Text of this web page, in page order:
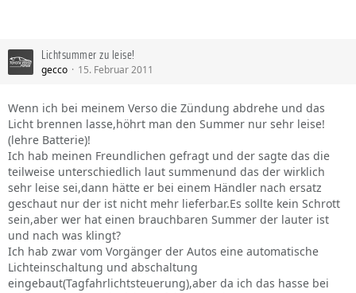
Lichtsummer zu leise!
gecco 15. Februar 2011
Wenn ich bei meinem Verso die Zündung abdrehe und das
Licht brennen lasse,höhrt man den Summer nur sehr leise!
(lehre Batterie)!
Ich hab meinen Freundlichen gefragt und der sagte das die
teilweise unterschiedlich laut summenund das der wirklich
sehr leise sei,dann hätte er bei einem Händler nach ersatz
geschaut nur der ist nicht mehr lieferbar.Es sollte kein Schrott
sein,aber wer hat einen brauchbaren Summer der lauter ist
und nach was klingt?
Ich hab zwar vom Vorgänger der Autos eine automatische
Lichteinschaltung und abschaltung
eingebaut(Tagfahrlichtsteuerung),aber da ich das hasse bei